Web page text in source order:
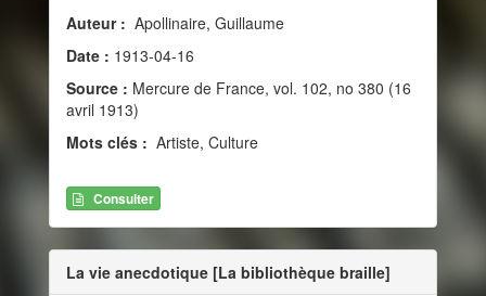
Auteur : Apollinaire, Guillaume
Date : 1913-04-16
Source : Mercure de France, vol. 102, no 380 (16
avril 1913)
Mots clés : Artiste, Culture
Consulter
La vie anecdotique [La bibliothèque braille]